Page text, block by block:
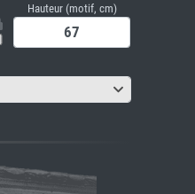
Hauteur (motif, cm)